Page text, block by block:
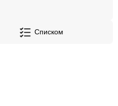
Списком